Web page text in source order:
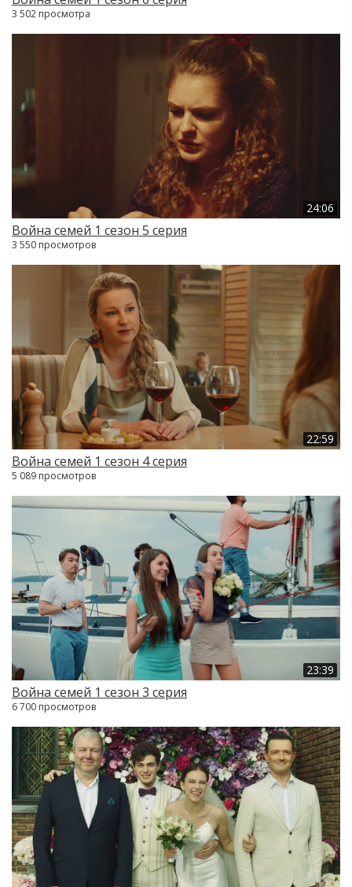
3 502 просмотра
24:06
Война семей 1 сезон 5 серия
3 550 просмотров
22:59
Война семей 1 сезон 4 серия
5 089 просмотров
23:39
Война семей 1 сезон 3 серия
6 700 просмотров